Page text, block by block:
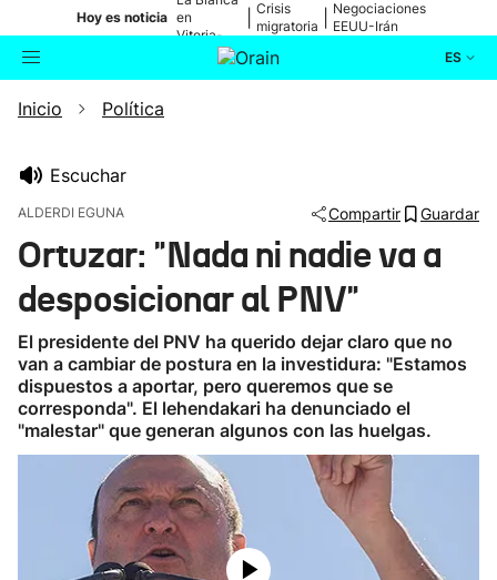
Hoy es noticia en
Vitoria-
Gasteiz
Crisis
migratoria
Negociaciones
EEUU-Irán
ES
Buscador
Ikusmiran
Eguraldia
Inicio Política
Escuchar
ALDERDI EGUNA Compartir Guardar
Ortuzar: "Nada ni nadie va a
desposicionar al PNV"
El presidente del PNV ha querido dejar claro que no
van a cambiar de postura en la investidura: "Estamos
dispuestos a aportar, pero queremos que se
corresponda". El lehendakari ha denunciado el
"malestar" que generan algunos con las huelgas.